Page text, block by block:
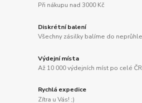
Při nákupu nad 3000 Kč
Diskrétní balení
Všechny zásilky balíme do
Výdejní místa
Až 10 000 výdejních míst po celé
Rychlá expedice
Zítra u Vás! ;)